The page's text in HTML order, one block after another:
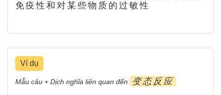
免疫性和对某些物质的过敏性
Ví dụ
Mẫu câu + Dịch nghĩa liên quan đến 变态反应